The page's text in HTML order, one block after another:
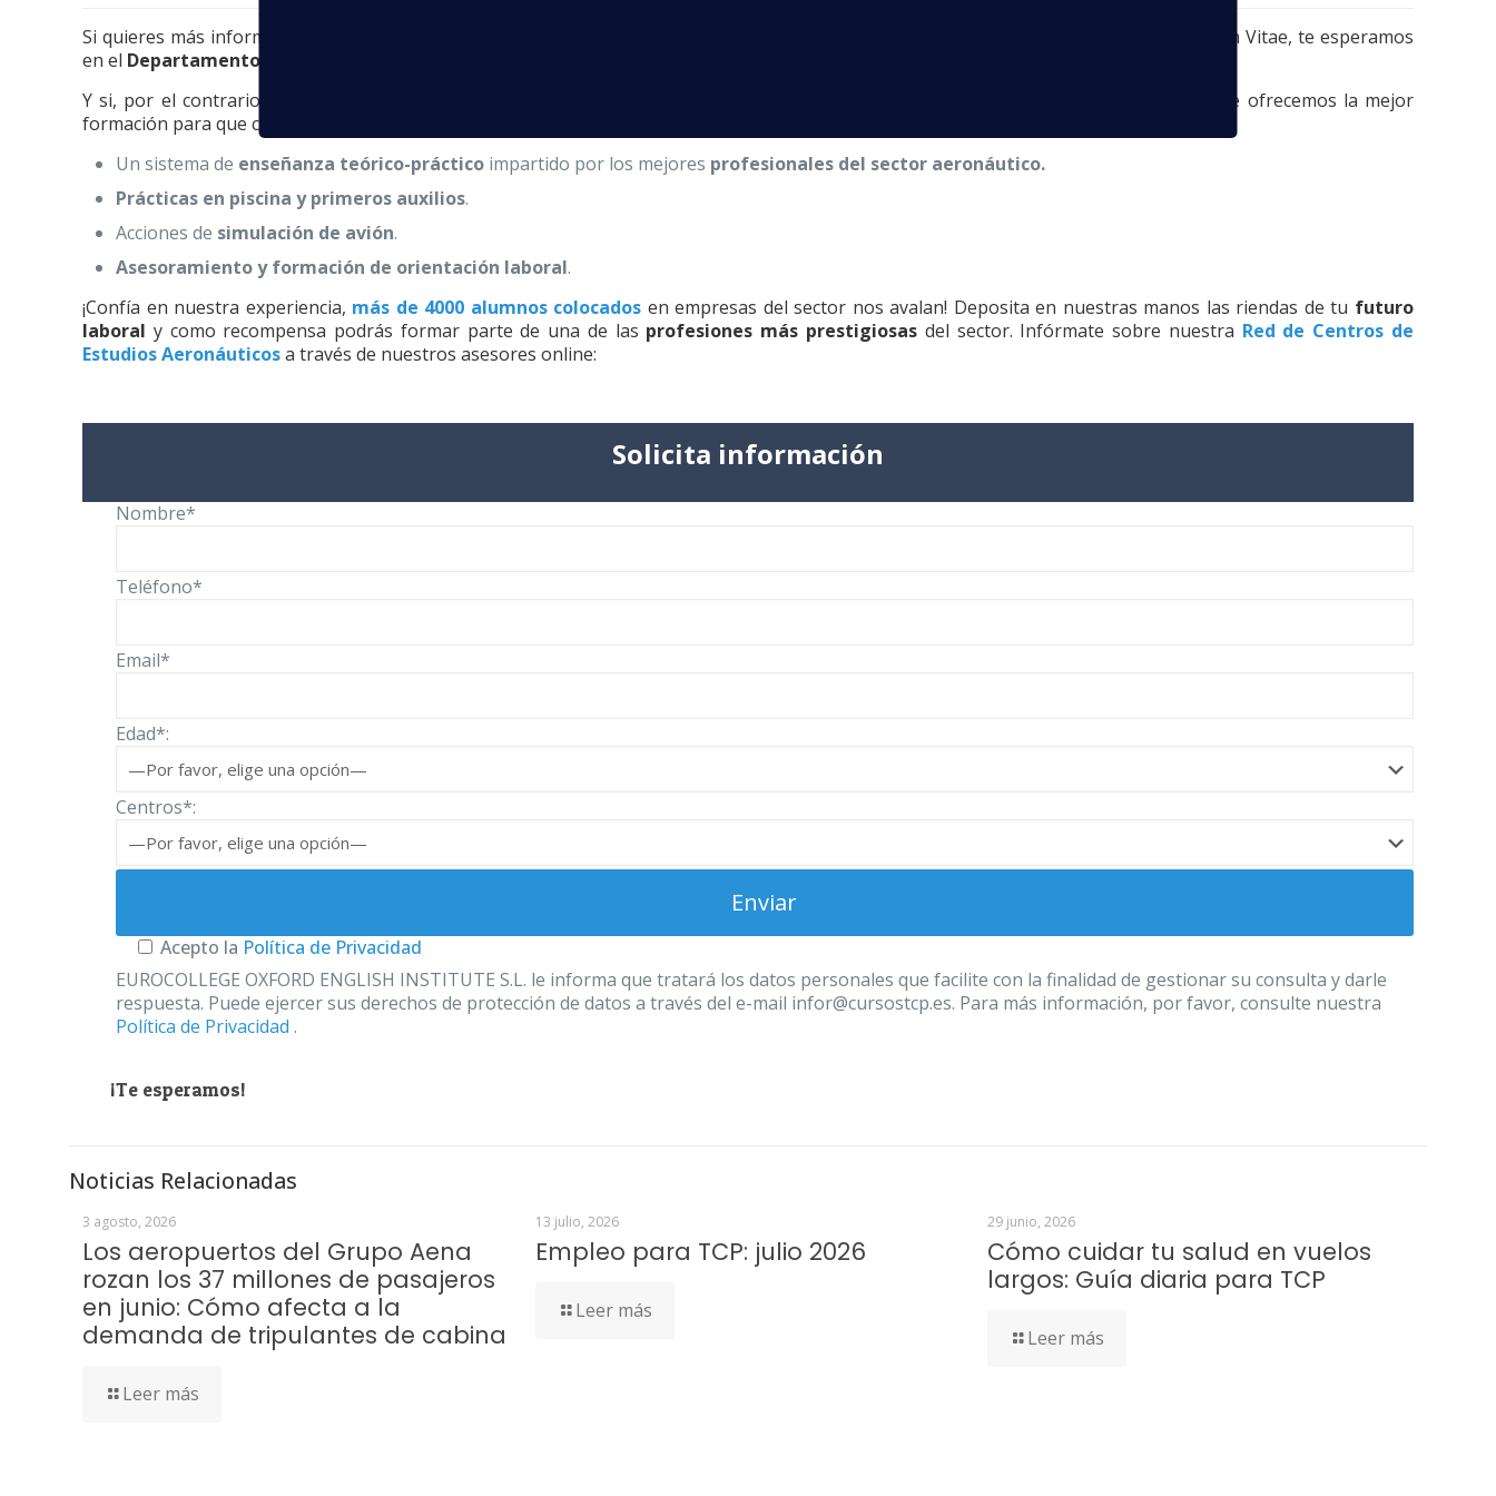
Si quieres más información acerca de las
, o necesitas mejorar tu Currículum Vitae, te esperamos
en el Departamento de Orientación Laboral
Y si, por el contrario, aun no formas parte de nuestra gran familia aeronáutica, en
te ofrecemos la mejor
formación para que consigas tu
Un sistema de enseñanza teórico-práctico impartido por los mejores profesionales del sector aeronáutico.
Prácticas en piscina y primeros auxilios.
Acciones de simulación de avión.
Asesoramiento y formación de orientación laboral.
¡Confía en nuestra experiencia, más de 4000 alumnos colocados en empresas del sector nos avalan! Deposita en nuestras manos las riendas de tu futuro
laboral y como recompensa podrás formar parte de una de las profesiones más prestigiosas del sector. Infórmate sobre nuestra Red de Centros de
Estudios Aeronáuticosa través de nuestros asesores online:
Solicita información
Nombre*
Teléfono*
Email*
Edad*:
Centros*:
Acepto la Política de Privacidad
EUROCOLLEGE OXFORD ENGLISH INSTITUTE S.L. le informa que tratará los datos personales que facilite con la finalidad de gestionar su consulta y darle
respuesta. Puede ejercer sus derechos de protección de datos a través del e-mail infor@cursostcp.es. Para más información, por favor, consulte nuestra
Política de Privacidad.
¡Te esperamos!
Noticias Relacionadas
3 agosto, 2026
Los aeropuertos del Grupo Aena
rozan los 37 millones de pasajeros
en junio: Cómo afecta a la
demanda de tripulantes de cabina
Leer más
13 julio, 2026
Empleo para TCP: julio 2026
Leer más
29 junio, 2026
Cómo cuidar tu salud en vuelos
largos: Guía diaria para TCP
Leer más